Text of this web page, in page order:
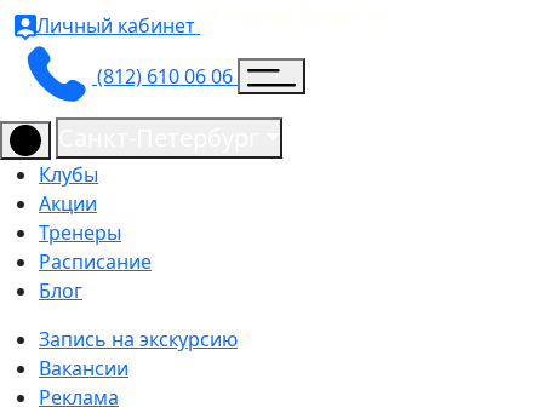
Личный кабинет
(812) 610 06 06
Клубы
Акции
Тренеры
Расписание
Блог
Запись на экскурсию
Вакансии
Реклама